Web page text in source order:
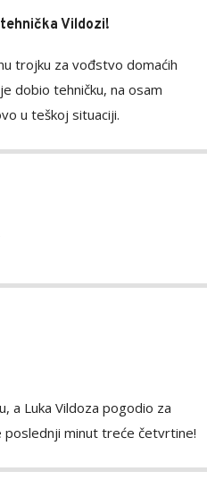
Vildozi!
trojku za vođstvo domaćih
dobio tehničku, na osam
u teškoj situaciji.
a Luka Vildoza pogodio za
poslednji minut treće četvrtine!